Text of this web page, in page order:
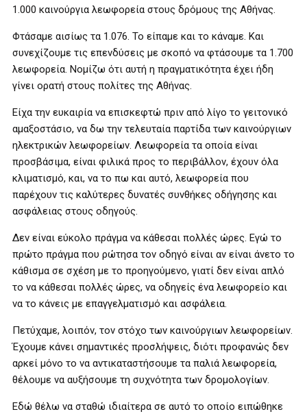
1.000 καινούργια λεωφορεία στους δρόμους της Αθήνας.
Φτάσαμε αισίως τα 1.076. Το είπαμε και το κάναμε. Και
συνεχίζουμε τις επενδύσεις με σκοπό να φτάσουμε τα 1.700
λεωφορεία. Νομίζω ότι αυτή η πραγματικότητα έχει ήδη
γίνει ορατή στους πολίτες της Αθήνας.
Είχα την ευκαιρία να επισκεφτώ πριν από λίγο το γειτονικό
αμαξοστάσιο, να δω την τελευταία παρτίδα των καινούργιων
ηλεκτρικών λεωφορείων. Λεωφορεία τα οποία είναι
προσβάσιμα, είναι φιλικά προς το περιβάλλον, έχουν όλα
κλιματισμό, και, να το πω και αυτό, λεωφορεία που
παρέχουν τις καλύτερες δυνατές συνθήκες οδήγησης και
ασφάλειας στους οδηγούς.
Δεν είναι εύκολο πράγμα να κάθεσαι πολλές ώρες. Εγώ το
πρώτο πράγμα που ρώτησα τον οδηγό είναι αν είναι άνετο το
κάθισμα σε σχέση με το προηγούμενο, γιατί δεν είναι απλό
το να κάθεσαι πολλές ώρες, να οδηγείς ένα λεωφορείο και
να το κάνεις με επαγγελματισμό και ασφάλεια.
Πετύχαμε, λοιπόν, τον στόχο των καινούργιων λεωφορείων.
Έχουμε κάνει σημαντικές προσλήψεις, διότι προφανώς δεν
αρκεί μόνο το να αντικαταστήσουμε τα παλιά λεωφορεία,
θέλουμε να αυξήσουμε τη συχνότητα των δρομολογίων.
Εδώ θέλω να σταθώ ιδιαίτερα σε αυτό το οποίο ειπώθηκε